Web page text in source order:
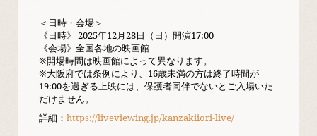
＜日時・会場＞
《日時》 2025年12月28日（日）開演17:00
《会場》全国各地の映画館
※開場時間は映画館によって異なります。
※大阪府では条例により、16歳未満の方は終了時間が
19:00を過ぎる上映には、保護者同伴でないとご入場いた
だけません。
詳細： https://liveviewing.jp/kanzakiiori-live/